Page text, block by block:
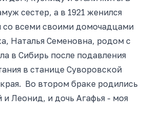
сестер, а в 1921 женился
со всеми своими домочадцами
Наталья Семеновна, родом с
в Сибирь после подавления
в станице Суворовской
Во втором браке родились
и Леонид, и дочь Агафья - моя